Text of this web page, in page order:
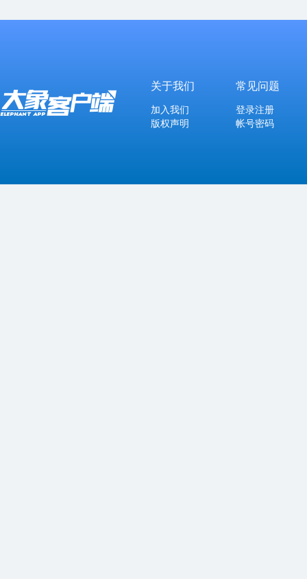
关于我们
加入我们
版权声明
常见问题
登录注册
帐号密码